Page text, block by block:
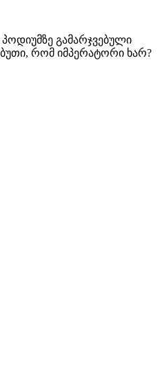
გამარჯვებული
რომ იმპერატორი ხარ?